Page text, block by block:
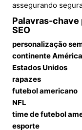
assegurando
Palavras-chave
SEO
personalização
continente
Estados Unidos
rapazes
futebol americano
NFL
time de futebol
esporte